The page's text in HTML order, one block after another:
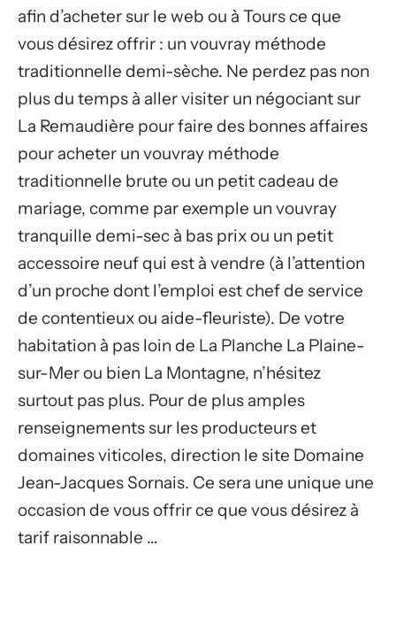
afin d’acheter sur le web ou à Tours ce que
vous désirez offrir : un vouvray méthode
traditionnelle demi-sèche. Ne perdez pas non
plus du temps à aller visiter un négociant sur
La Remaudière pour faire des bonnes affaires
pour acheter un vouvray méthode
traditionnelle brute ou un petit cadeau de
mariage, comme par exemple un vouvray
tranquille demi-sec à bas prix ou un petit
accessoire neuf qui est à vendre (à l’attention
d’un proche dont l’emploi est chef de service
de contentieux ou aide-fleuriste). De votre
habitation à pas loin de La Planche La Plaine-
sur-Mer ou bien La Montagne, n’hésitez
surtout pas plus. Pour de plus amples
renseignements sur les producteurs et
domaines viticoles, direction le site Domaine
Jean-Jacques Sornais. Ce sera une unique une
occasion de vous offrir ce que vous désirez à
tarif raisonnable …